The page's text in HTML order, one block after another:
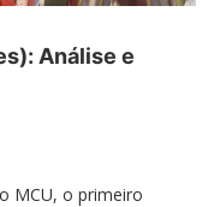
Análise e
MCU, o primeiro